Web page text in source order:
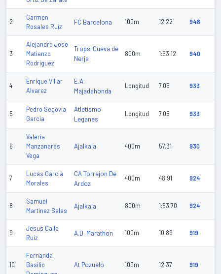
2
Carmen
Rosales Ruiz
FC Barcelona 100m 12.22 948
3
Alejandro Jose
Matienzo
Rodriguez
Trops-Cueva de
Nerja
800m 1:53.12 940
4
Enrique Villar
Alvarez
E.A.
Majadahonda
Longitud 7.05 933
5
Pedro Segovia
Garcia
Atletismo
Leganes
Longitud 7.05 933
6
Valeria
Manzanares
Vega
Ajalkala 400m 57.31 930
7
Lucas Garcia
Morales
CA Torrejon De
Ardoz
400m 48.91 924
8
Samuel
Martinez Salas
Ajalkala 800m 1:53.70 924
9
Jesus Calle
Ruiz
A.D. Marathon 100m 10.89 919
10
Fernanda
Basilio
At Pozuelo 100m 12.37 919